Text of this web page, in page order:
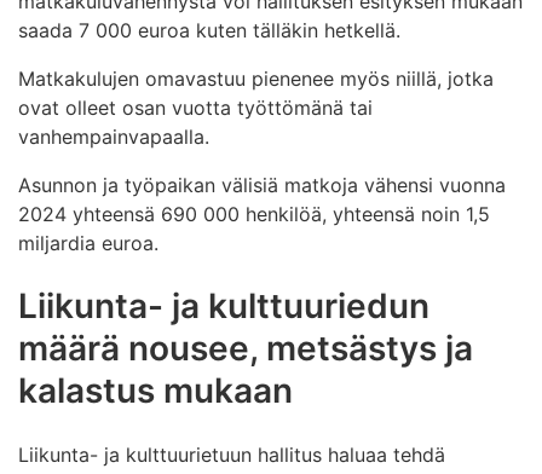
saada 7 000 euroa kuten tälläkin hetkellä.
Matkakulujen omavastuu pienenee myös niillä, jotka
ovat olleet osan vuotta työttömänä tai
vanhempainvapaalla.
Asunnon ja työpaikan välisiä matkoja vähensi vuonna
2024 yhteensä 690 000 henkilöä, yhteensä noin 1,5
miljardia euroa.
Liikunta- ja kulttuuriedun
määrä nousee, metsästys ja
kalastus mukaan
Liikunta- ja kulttuurietuun hallitus haluaa tehdä